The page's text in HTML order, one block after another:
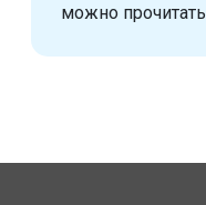
можно прочитать